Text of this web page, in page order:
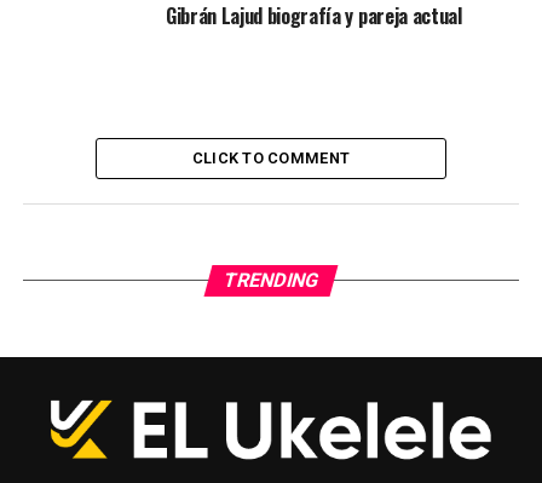
Gibrán Lajud biografía y pareja actual
CLICK TO COMMENT
TRENDING